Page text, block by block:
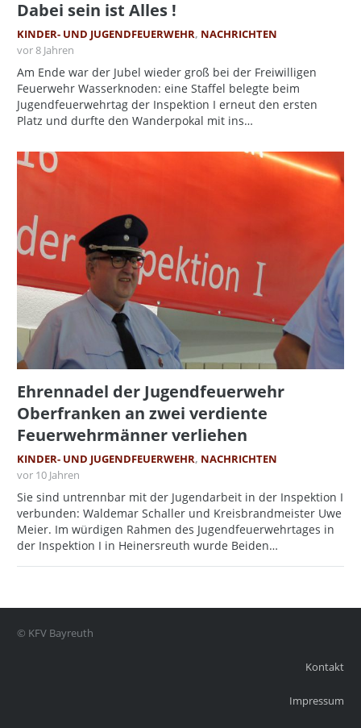
Dabei sein ist Alles !
KINDER- UND JUGENDFEUERWEHR, NACHRICHTEN
vor 8 Jahren
Am Ende war der Jubel wieder groß bei der Freiwilligen
Feuerwehr Wasserknoden: eine Staffel belegte beim
Jugendfeuerwehrtag der Inspektion I erneut den ersten
Platz und durfte den Wanderpokal mit ins…
Ehrennadel der Jugendfeuerwehr
Oberfranken an zwei verdiente
Feuerwehrmänner verliehen
KINDER- UND JUGENDFEUERWEHR, NACHRICHTEN
vor 10 Jahren
Sie sind untrennbar mit der Jugendarbeit in der Inspektion I
verbunden: Waldemar Schaller und Kreisbrandmeister Uwe
Meier. Im würdigen Rahmen des Jugendfeuerwehrtages in
der Inspektion I in Heinersreuth wurde Beiden…
© KFV Bayreuth
Kontakt
Impressum